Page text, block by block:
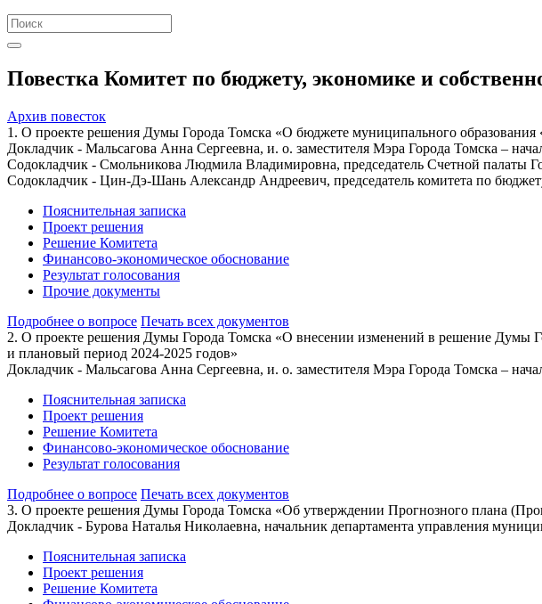
Повестка Комитет по бюджету, экономике и
Архив повесток
1. О проекте решения Думы Города Томска «О бюджете муниципального
Докладчик - Мальсагова Анна Сергеевна, и. о. заместителя Мэра Города Томска –
Содокладчик - Смольникова Людмила Владимировна, председатель Счетной палаты
Содокладчик - Цин-Дэ-Шань Александр Андреевич, председатель комитета по
Пояснительная записка
Проект решения
Решение Комитета
Финансово-экономическое обоснование
Результат голосования
Прочие документы
Подробнее о вопросе Печать всех документов
2. О проекте решения Думы Города Томска «О внесении изменений в решение Думы
и плановый период 2024-2025 годов»
Докладчик - Мальсагова Анна Сергеевна, и. о. заместителя Мэра Города Томска –
Пояснительная записка
Проект решения
Решение Комитета
Финансово-экономическое обоснование
Результат голосования
Подробнее о вопросе Печать всех документов
3. О проекте решения Думы Города Томска «Об утверждении Прогнозного плана
Докладчик - Бурова Наталья Николаевна, начальник департамента управления
Пояснительная записка
Проект решения
Решение Комитета